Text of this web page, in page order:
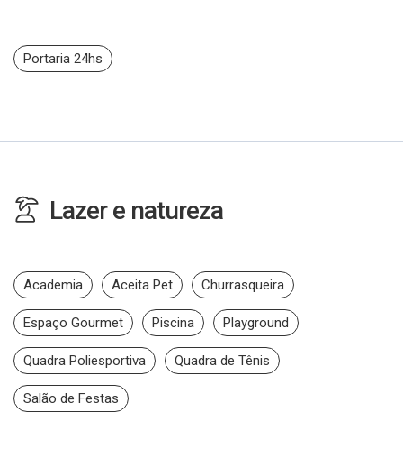
Portaria 24hs
Lazer e natureza
Academia Aceita Pet Churrasqueira
Espaço Gourmet Piscina Playground
Quadra Poliesportiva Quadra de Tênis
Salão de Festas